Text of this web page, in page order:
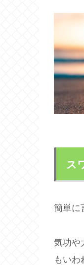
ス
簡単に
気功や
もいわ